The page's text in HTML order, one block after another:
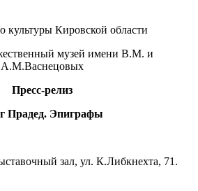
культуры Кировской области
музей имени В.М. и
А.М.Васнецовых
Пресс-релиз
Прадед. Эпиграфы
зал, ул. К.Либкнехта, 71.